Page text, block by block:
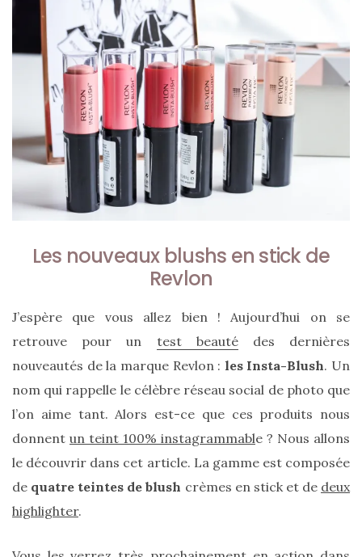
Sac
Floral
de Silkyhaus :
mon
avis
sur
ce
sac
en
soie
et
Les nouveaux blushs en stick de
Revlon
J’espère que vous allez bien ! Aujourd’hui on se
retrouve pour un test beautédes dernières
nouveautés de la marque Revlon : les Insta-Blush. Un
nom qui rappelle le célèbre réseau social de photo que
l’on aime tant. Alors est-ce que ces produits nous
donnent un teint 100% instagrammable ? Nous allons
le découvrir dans cet article. La gamme est composée
de quatre teintes de blush crèmes en stick et de deux
highlighter.